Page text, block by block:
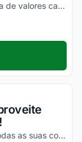
Aproveite com benefícios incríveis e usufrua de valores cada vez mais acessíveis ainda hoje!
Garanta seus benefícios e economize em todas as suas compras online ainda hoje!